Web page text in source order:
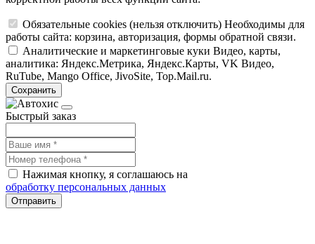
Обязательные cookies (нельзя отключить) Необходимы для
работы сайта: корзина, авторизация, формы обратной связи.
Аналитические и маркетинговые куки Видео, карты,
аналитика: Яндекс.Метрика, Яндекс.Карты, VK Видео,
RuTube, Mango Office, JivoSite, Top.Mail.ru.
Сохранить
Быстрый заказ
Нажимая кнопку, я соглашаюсь на
обработку персональных данных
Отправить